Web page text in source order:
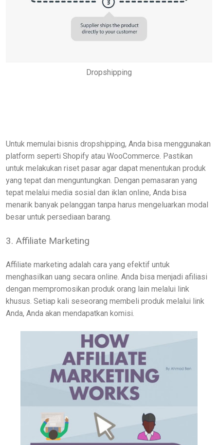
Dropshipping
Untuk memulai bisnis dropshipping, Anda bisa menggunakan
platform seperti Shopify atau WooCommerce. Pastikan
untuk melakukan riset pasar agar dapat menentukan produk
yang tepat dan menguntungkan. Dengan pemasaran yang
tepat melalui media sosial dan iklan online, Anda bisa
menarik banyak pelanggan tanpa harus mengeluarkan modal
besar untuk persediaan barang.
3. Affiliate Marketing
Affiliate marketing adalah cara yang efektif untuk
menghasilkan uang secara online. Anda bisa menjadi afiliasi
dengan mempromosikan produk orang lain melalui link
khusus. Setiap kali seseorang membeli produk melalui link
Anda, Anda akan mendapatkan komisi.